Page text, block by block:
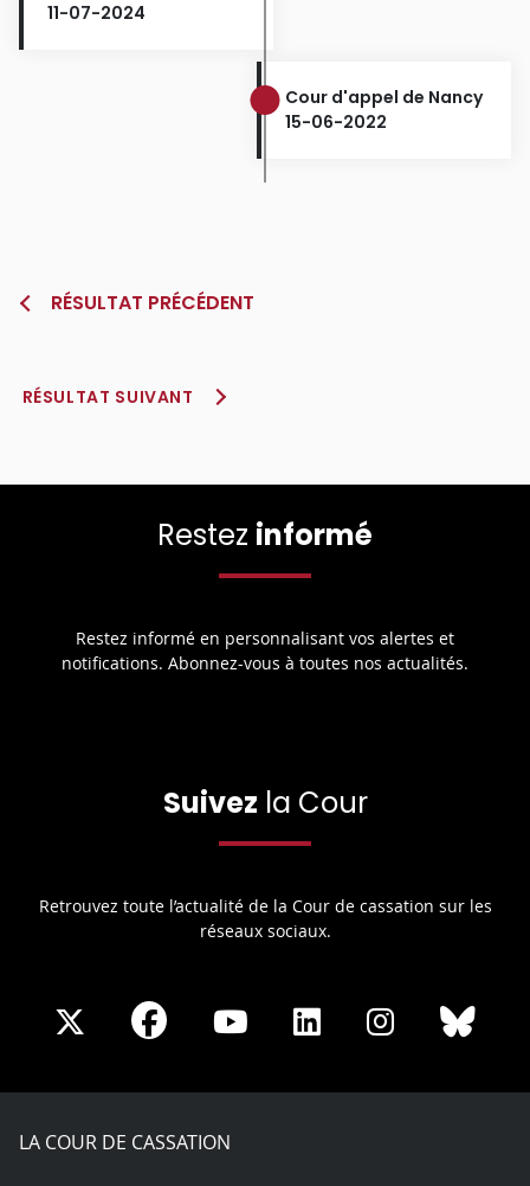
11-07-2024
Cour d'appel de Nancy
15-06-2022
RÉSULTAT PRÉCÉDENT
RÉSULTAT SUIVANT
Restez informé
Restez informé en personnalisant vos alertes et
notifications. Abonnez-vous à toutes nos actualités.
Suivez la Cour
Retrouvez toute l’actualité de la Cour de cassation sur les
réseaux sociaux.
Share
X
Share
Facebook
Share
Youtube
Share
LinkedIn
Share
Instagram
LA COUR DE CASSATION